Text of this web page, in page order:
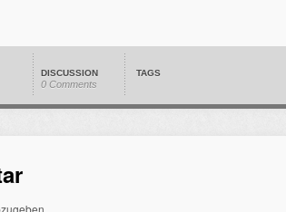
DISCUSSION
0 Comments
TAGS